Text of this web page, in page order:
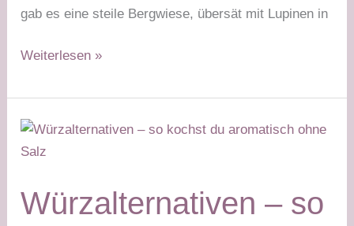
gab es eine steile Bergwiese, übersät mit Lupinen in
Lupinen
die
unterschätzte
Powerquelle
Eiweiß
Weiterlesen »
Würzalternativen – so